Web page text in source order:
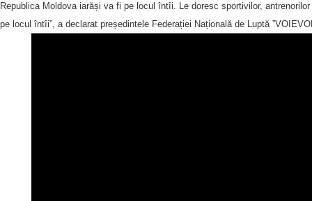
Republica Moldova iarăși va fi pe locul întîi. Le doresc sportivilor,
pe locul întîi”, a declarat președintele Federației Națională de Luptă